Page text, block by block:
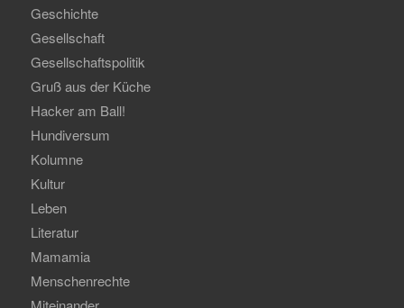
Geschichte
Gesellschaft
Gesellschaftspolitik
Gruß aus der Küche
Hacker am Ball!
Hundiversum
Kolumne
Kultur
Leben
Literatur
Mamamia
Menschenrechte